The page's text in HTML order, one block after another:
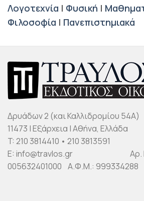
Λογοτεχνία | Φυσική |
Φιλοσοφία | Πανεπιστημιακά
Δρυάδων 2 (και Καλλιδρομίου 54Α)
11473 | Εξάρχεια | Αθήνα, Ελλάδα
T: 210 3814410 • 210 3813591
E: info@travlos.gr Αρ.
005632401000 Α.Φ.Μ.: 999334288